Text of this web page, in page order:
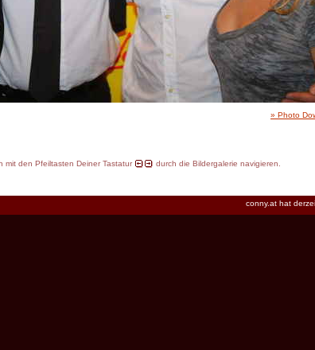
» Photo
mit den Pfeiltasten Deiner Tastatur durch die Bildergalerie navigieren.
conny.at hat